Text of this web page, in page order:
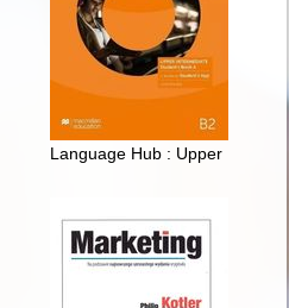
Language Hub : Upper